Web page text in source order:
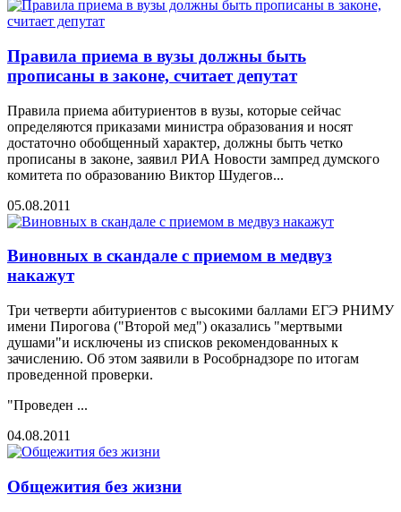
Правила приема в вузы должны быть
прописаны в законе, считает депутат
Правила приема абитуриентов в вузы, которые сейчас
определяются приказами министра образования и носят
достаточно обобщенный характер, должны быть четко
прописаны в законе, заявил РИА Новости зампред думского
комитета по образованию Виктор Шудегов...
05.08.2011
Виновных в скандале с приемом в медвуз
накажут
Три четверти абитуриентов с высокими баллами ЕГЭ РНИМУ
имени Пирогова ("Второй мед") оказались "мертвыми
душами"и исключены из списков рекомендованных к
зачислению. Об этом заявили в Рособрнадзоре по итогам
проведенной проверки.
"Проведен ...
04.08.2011
Общежития без жизни